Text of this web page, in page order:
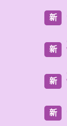
新
新
新
新